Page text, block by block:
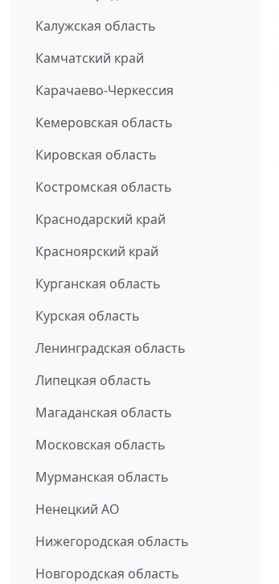
Калужская область
Камчатский край
Карачаево-Черкессия
Кемеровская область
Кировская область
Костромская область
Краснодарский край
Красноярский край
Курганская область
Курская область
Ленинградская область
Липецкая область
Магаданская область
Московская область
Мурманская область
Ненецкий АО
Нижегородская область
Новгородская область